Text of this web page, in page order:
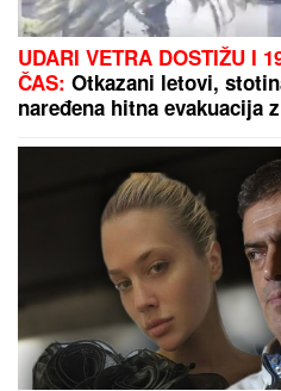
"DRAGANE, USKLADI
KONDICIJOM I
prozvala bivšeg i njegovu
šta mu je JEDINO VAŽNO:
Marokanska
Najavljen
migracija!